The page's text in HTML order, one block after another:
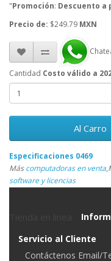
"Promoción: Descuento a
Precio de: $249.79 MXN
Cantidad Costo válido a
Al Carro
Especificaciones 0469
Máscomputadoras en venta,
software y licencias
Servicio al Cliente
Contáctenos Email/